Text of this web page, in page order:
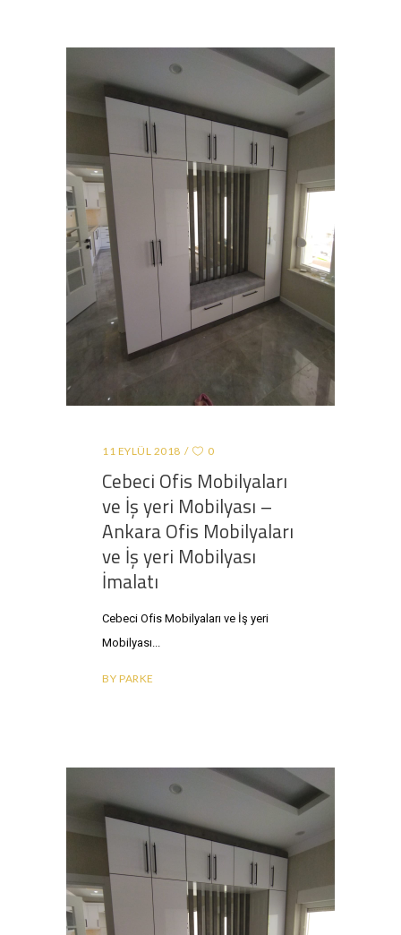
11 EYLÜL 2018 0
Cebeci Ofis Mobilyaları
ve İş yeri Mobilyası –
Ankara Ofis Mobilyaları
ve İş yeri Mobilyası
İmalatı
Cebeci Ofis Mobilyaları ve İş yeri
Mobilyası
BY PARKE